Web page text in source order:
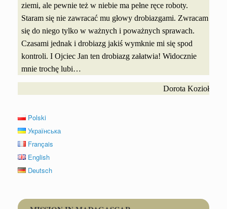
ziemi, ale pewnie też w niebie ma pełne ręce roboty.
Staram się nie zawracać mu głowy drobiazgami. Zwracam
się do niego tylko w ważnych i poważnych sprawach.
Czasami jednak i drobiazg jakiś wymknie mi się spod
kontroli. I Ojciec Jan ten drobiazg załatwia! Widocznie
mnie trochę lubi…
Dorota Kozioł
Polski
Українська
Français
English
Deutsch